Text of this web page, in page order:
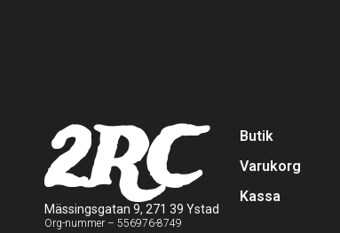
2RC
Mässingsgatan 9, 271 39 Ystad
Org-nummer – 556976-8749
Butik
Varukorg
Kassa